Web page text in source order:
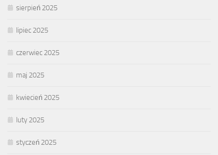
sierpień 2025
lipiec 2025
czerwiec 2025
maj 2025
kwiecień 2025
luty 2025
styczeń 2025